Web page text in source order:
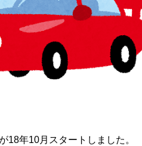
18年10月スタートしました。